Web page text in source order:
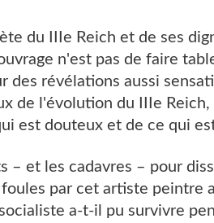
du IIIe Reich et de ses
n'est pas de faire
des révélations aussi
de l'évolution du IIIe
est douteux et de ce qui
et les cadavres – pour
par cet artiste peintre
a-t-il pu survivre